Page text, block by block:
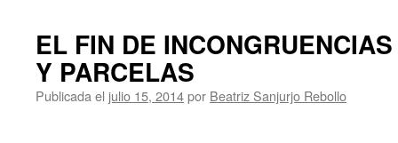
EL FIN DE
Y PARCELAS
Publicada el julio 15, 2014por Beatriz Sanjurjo Rebollo